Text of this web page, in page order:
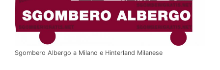
Sgombero Albergo a Milano e Hinterland Milanese